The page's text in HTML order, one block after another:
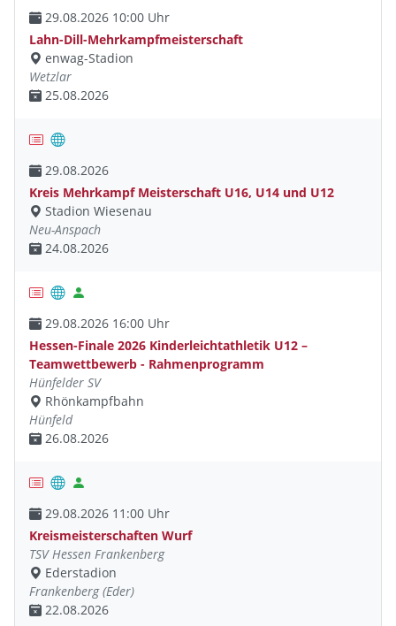
29.08.2026 10:00 Uhr
Lahn-Dill-Mehrkampfmeisterschaft
enwag-Stadion
Wetzlar
25.08.2026
29.08.2026
Kreis Mehrkampf Meisterschaft U16, U14 und U12
Stadion Wiesenau
Neu-Anspach
24.08.2026
29.08.2026 16:00 Uhr
Hessen-Finale 2026 Kinderleichtathletik U12 –
Teamwettbewerb - Rahmenprogramm
Hünfelder SV
Rhönkampfbahn
Hünfeld
26.08.2026
29.08.2026 11:00 Uhr
Kreismeisterschaften Wurf
TSV Hessen Frankenberg
Ederstadion
Frankenberg (Eder)
22.08.2026